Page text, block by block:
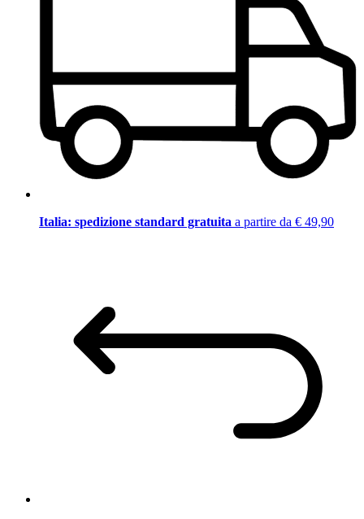
Italia: spedizione standard gratuita a partire da € 49,90